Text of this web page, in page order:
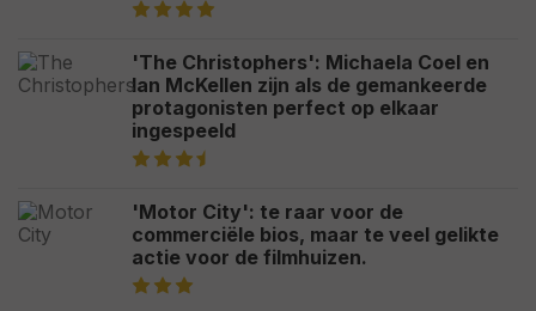
'The Christophers': Michaela Coel en
Ian McKellen zijn als de gemankeerde
protagonisten perfect op elkaar
ingespeeld
'Motor City': te raar voor de
commerciële bios, maar te veel gelikte
actie voor de filmhuizen.